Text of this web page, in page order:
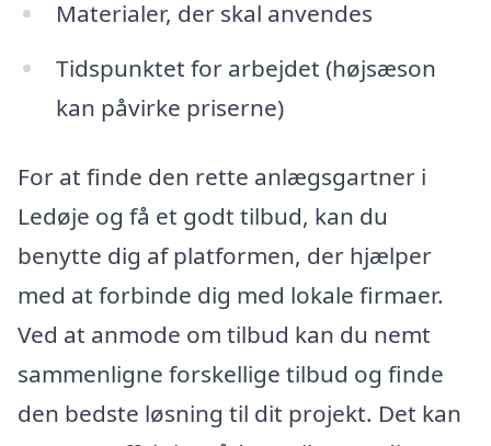
Materialer, der skal anvendes
Tidspunktet for arbejdet (højsæson
kan påvirke priserne)
For at finde den rette anlægsgartner i
Ledøje og få et godt tilbud, kan du
benytte dig af platformen, der hjælper
med at forbinde dig med lokale firmaer.
Ved at anmode om tilbud kan du nemt
sammenligne forskellige tilbud og finde
den bedste løsning til dit projekt. Det kan